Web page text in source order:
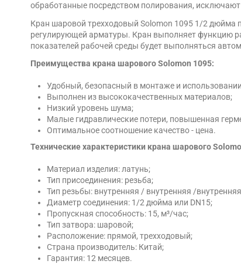
обработанные посредством полирования,
Кран шаровой трехходовый Solomon 1095 1/2 дюйма
регулирующей арматуры. Кран выполняет функцию
показателей рабочей среды будет выполняться
Преимущества крана шарового Solomon 1095:
Удобный, безопасный в монтаже и
Выполнен из высококачественных материалов;
Низкий уровень шума;
Малые гидравлические потери, повышенная
Оптимальное соотношение качество - цена.
Технические характеристики крана шарового
Материал изделия: латунь;
Тип присоединения: резьба;
Тип резьбы: внутренняя / внутренняя /
Диаметр соединения: 1/2 дюйма или DN15;
Пропускная способность: 15, м³/час;
Тип затвора: шаровой;
Расположение: прямой, трехходовый;
Страна производитель: Китай;
Гарантия: 12 месяцев.